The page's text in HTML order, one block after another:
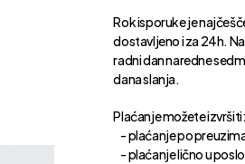
Rok isporuke je
dostavljeno i za 24h.
radni dan naredne
dana slanja.
Plaćanje možete izvršiti:
- plaćanje po
- plaćanje lično u